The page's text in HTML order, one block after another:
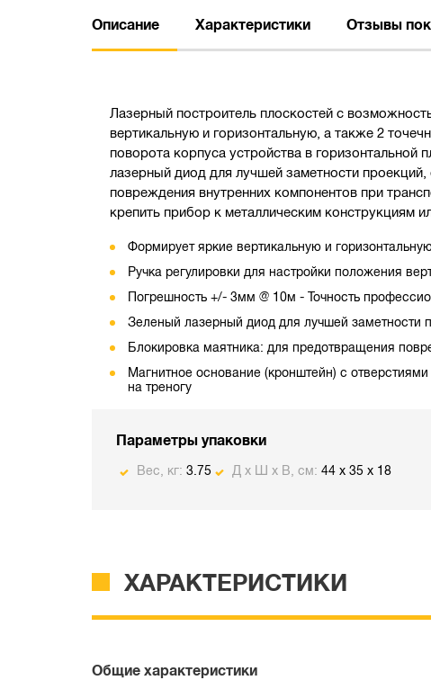
Описание Характеристики Отзывы
Лазерный построитель плоскостей с
вертикальную и горизонтальную, а также 2
поворота корпуса устройства в
лазерный диод для лучшей заметности
повреждения внутренних компонентов при
крепить прибор к металлическим конструкциям
Формирует яркие вертикальную и
Ручка регулировки для настройки положения
Погрешность +/- 3мм @ 10м - Точность
Зеленый лазерный диод для лучшей заметности
Блокировка маятника: для предотвращения
Магнитное основание (кронштейн) с
на треногу
Параметры упаковки
Вес, кг: 3.75 Д х Ш х В, см: 44 x 35 x 18
ХАРАКТЕРИСТИКИ
Общие характеристики